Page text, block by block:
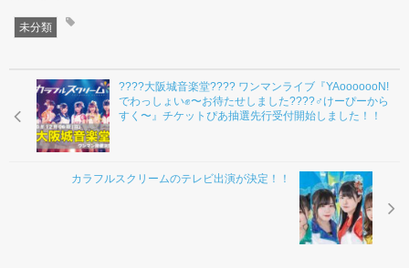
未分類
????大阪城音楽堂???? ワンマンライブ『YAooooooN!
でわっしょい✊️〜お待たせしました????‍♂️けーぴーから
すく〜』チケットぴあ抽選先行受付開始しました！！
カラフルスクリームのテレビ出演が決定！！